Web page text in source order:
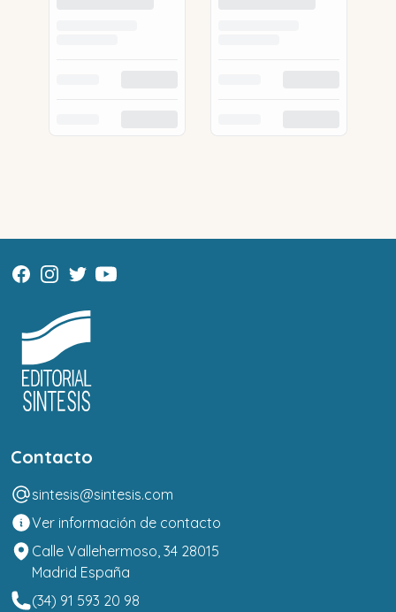
Contacto
sintesis@sintesis.com
Ver información de contacto
Calle Vallehermoso, 34 28015
Madrid España
(34) 91 593 20 98